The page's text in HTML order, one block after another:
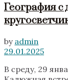
География с
by admin
29.01.2025
В среду, 29